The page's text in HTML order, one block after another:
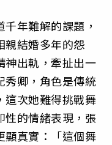
千年難解的課題，
親結婚多年的怨
神出軌，牽扯出一
秀卿，角色是傳統
這次她難得挑戰舞
性的情緒表現，張
顯真實：「這個舞